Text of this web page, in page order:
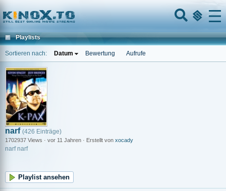
Home
Menu
Playlists
Sortieren nach: Datum Bewertung Aufrufe
narf (426 Einträge)
1702937 Views · vor 11 Jahren · Erstellt von xocady
narf narf
Playlist ansehen